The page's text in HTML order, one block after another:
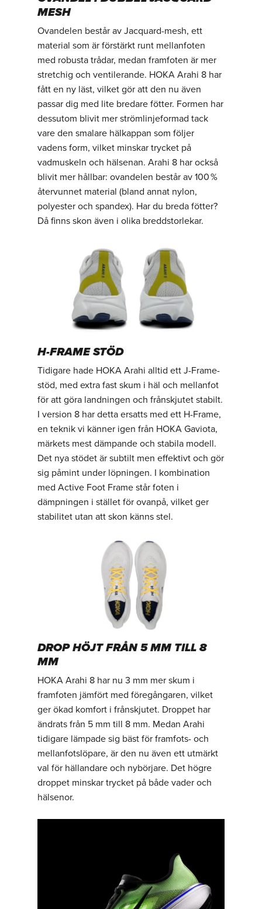
MESH
Ovandelen består av Jacquard-mesh, ett
material som är förstärkt runt mellanfoten
med robusta trådar, medan framfoten är mer
stretchig och ventilerande. HOKA Arahi 8 har
fått en ny läst, vilket gör att den nu även
passar dig med lite bredare fötter. Formen har
dessutom blivit mer strömlinjeformad tack
vare den smalare hälkappan som följer
vadens form, vilket minskar trycket på
vadmuskeln och hälsenan. Arahi 8 har också
blivit mer hållbar: ovandelen består av 100 %
återvunnet material (bland annat nylon,
polyester och spandex). Har du breda fötter?
Då finns skon även i olika breddstorlekar.
H-FRAME STÖD
Tidigare hade HOKA Arahi alltid ett J-Frame-
stöd, med extra fast skum i häl och mellanfot
för att göra landningen och frånskjutet stabilt.
I version 8 har detta ersatts med ett H-Frame,
en teknik vi känner igen från HOKA Gaviota,
märkets mest dämpande och stabila modell.
Det nya stödet är subtilt men effektivt och gör
sig påmint under löpningen. I kombination
med Active Foot Frame står foten i
dämpningen i stället för ovanpå, vilket ger
stabilitet utan att skon känns stel.
DROP HÖJT FRÅN 5 MM TILL 8
MM
HOKA Arahi 8 har nu 3 mm mer skum i
framfoten jämfört med föregångaren, vilket
ger ökad komfort i frånskjutet. Droppet har
ändrats från 5 mm till 8 mm. Medan Arahi
tidigare lämpade sig bäst för framfots- och
mellanfotslöpare, är den nu även ett utmärkt
val för hällandare och nybörjare. Det högre
droppet minskar trycket på både vader och
hälsenor.